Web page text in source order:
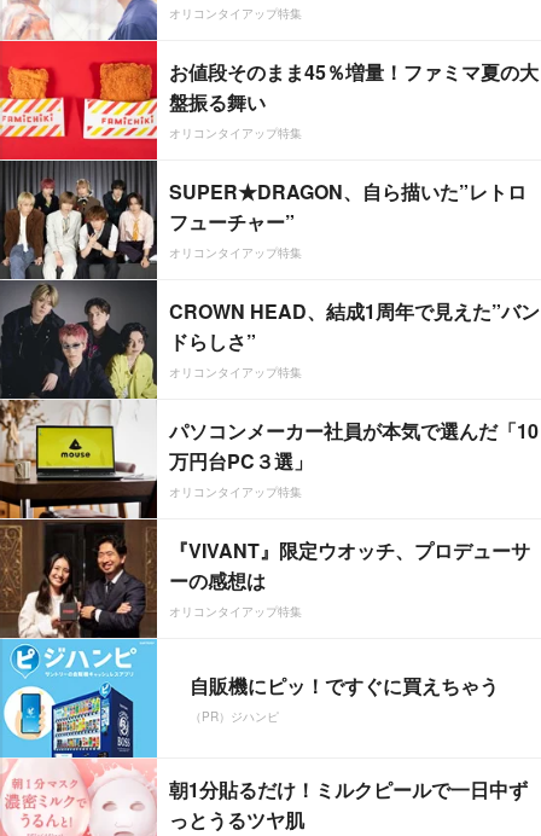
オリコンタイアップ特集
お値段そのまま45％増量！ファミマ夏の大
盤振る舞い
オリコンタイアップ特集
SUPER★DRAGON、自ら描いた”レトロ
フューチャー”
オリコンタイアップ特集
CROWN HEAD、結成1周年で見えた”バン
ドらしさ”
オリコンタイアップ特集
パソコンメーカー社員が本気で選んだ「10
万円台PC３選」
オリコンタイアップ特集
『VIVANT』限定ウオッチ、プロデューサ
ーの感想は
オリコンタイアップ特集
自販機にピッ！ですぐに買えちゃう
（PR）ジハンピ
朝1分貼るだけ！ミルクピールで一日中ず
っとうるツヤ肌